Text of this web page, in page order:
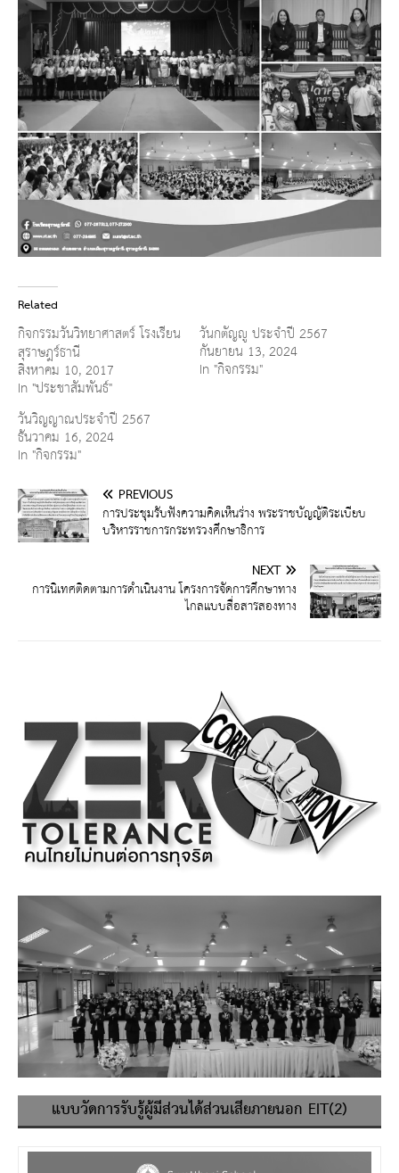
Related
กิจกรรมวันวิทยาศาสตร์ โรงเรียน
สุราษฎร์ธานี
สิงหาคม 10, 2017
In "ประชาสัมพันธ์"
วันกตัญญู ประจำปี 2567
กันยายน 13, 2024
In "กิจกรรม"
วันวิญญาณประจำปี 2567
ธันวาคม 16, 2024
In "กิจกรรม"
PREVIOUS
การประชุมรับฟังความคิดเห็นร่าง พระราชบัญญัติระเบียบ
บริหารราชการกระทรวงศึกษาธิการ
NEXT
การนิเทศติดตามการดำเนินงาน โครงการจัดการศึกษาทาง
ไกลแบบสื่อสารสองทาง
แบบวัดการรับรู้ผู้มีส่วนได้ส่วนเสียภายนอก EIT(2)